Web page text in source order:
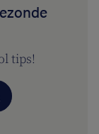
tips!